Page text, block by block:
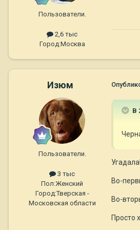
Пользователи.
2,6 тыс
Город:Москва
Изюм
Пользователи.
3 тыс
Пол:Женский
Город:Тверская -
Московская области
В
Во-
Во-
Просто